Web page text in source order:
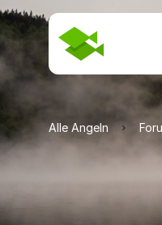
Alle Angeln